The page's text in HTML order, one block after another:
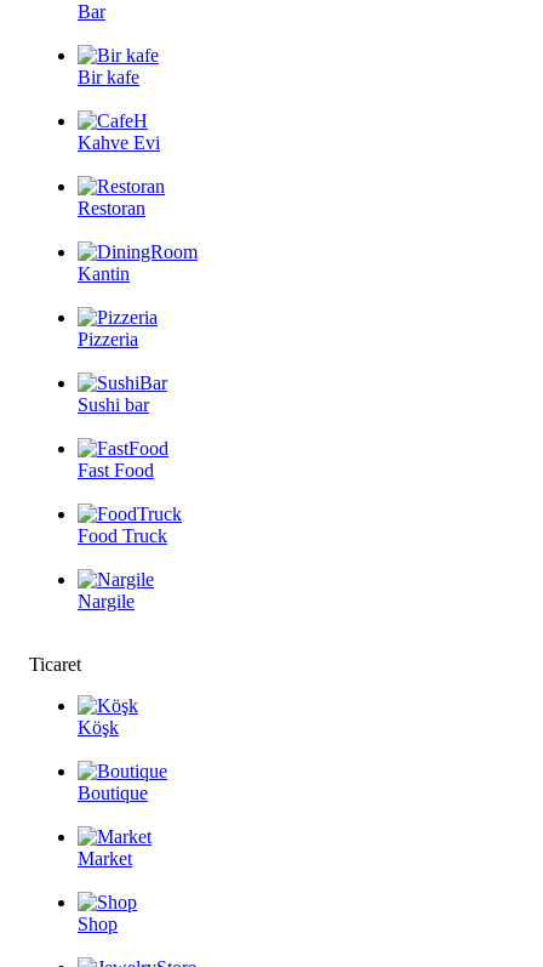
Bar
Bir kafe
Kahve Evi
Restoran
Kantin
Pizzeria
Sushi bar
Fast Food
Food Truck
Nargile
Ticaret
Köşk
Boutique
Market
Shop